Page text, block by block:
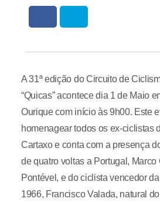
A 31ª edição do Circuito de
“Quicas” acontece dia 1 de Maio
Ourique com início às 9h00. Este
homenagear todos os ex-ciclistas
Cartaxo e conta com a presença
de quatro voltas a Portugal,
Pontével, e do ciclista vencedor
1966, Francisco Valada, natural